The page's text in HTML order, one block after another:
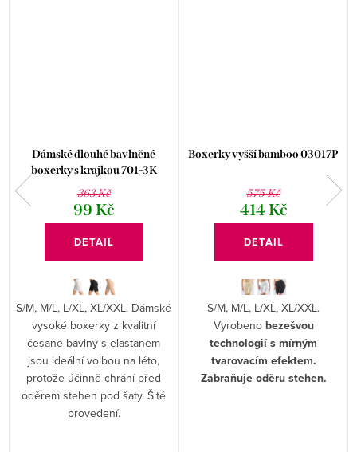
Dámské dlouhé bavlněné
boxerky s krajkou 701-3K
363 Kč
99 Kč
DETAIL
S/M, M/L, L/XL, XL/XXL. Dámské
vysoké boxerky z kvalitní
česané bavlny s elastanem
jsou ideální volbou na léto,
protože účinně chrání před
oděrem stehen pod šaty. Šité
provedení.
Boxerky vyšší bamboo 03017P
575 Kč
414 Kč
DETAIL
S/M, M/L, L/XL, XL/XXL.
Vyrobeno bezešvou
technologií s mírným
tvarovacím efektem.
Zabraňuje oděru stehen.